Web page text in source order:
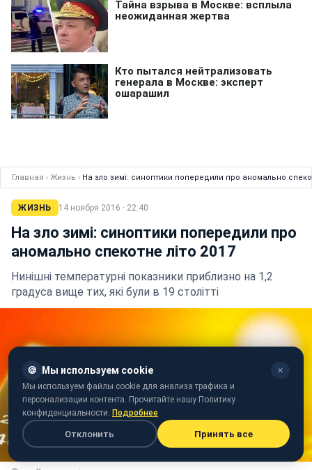
Главная › Жизнь › На зло зимі: синоптики попередили про аномально
ЖИЗНЬ 14 ноября 2016 · 22:40
На зло зимі: синоптики попередили про
аномально спекотне літо 2017
Нинішні температурні показники приблизно на 1,2
градуса вище тих, які були в 19 столітті
🍪 Мы используем cookie ✕
Мы используем файлы cookie для анализа трафика и
персонализации контента. Прочитайте нашу Политику
конфиденциальности. Подробнее
Отклонить Принять все